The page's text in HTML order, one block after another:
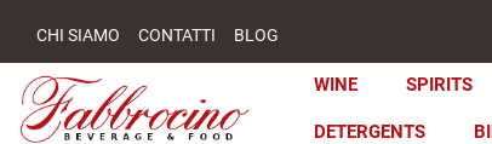
CHI SIAMO CONTATTI BLOG
WINE SPIRITS
DETERGENTS